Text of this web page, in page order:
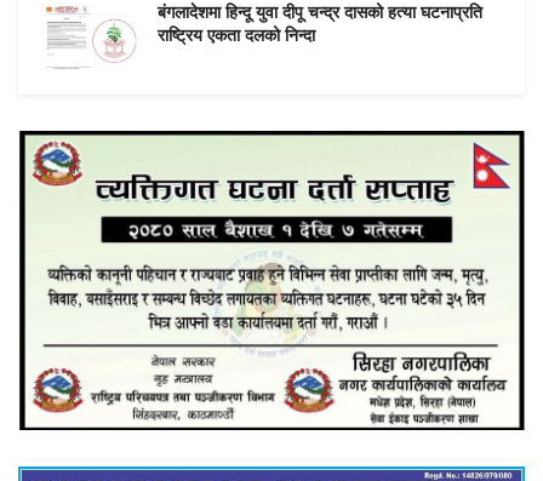
बंगलादेशमा हिन्दू युवा दीपू चन्द्र दासको हत्या घटनाप्रति
राष्ट्रिय एकता दलको निन्दा